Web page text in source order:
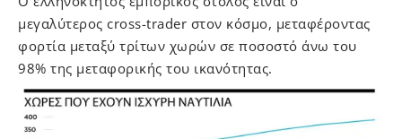
μεγαλύτερος cross-trader στον κόσμο, μεταφέροντας
φορτία μεταξύ τρίτων χωρών σε ποσοστό άνω του
98% της μεταφορικής του ικανότητας.